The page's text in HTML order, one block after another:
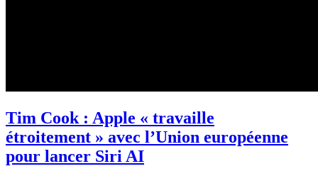
Tim Cook : Apple « travaille
étroitement » avec l’Union européenne
pour lancer Siri AI